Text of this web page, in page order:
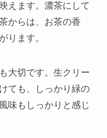
えます。濃茶にして
からは、お茶の香
ります。
大切です。生クリー
ても、しっかり緑の
味もしっかりと感じ